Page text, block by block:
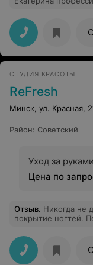
опытные мастера,
Обязательно буду
СТУДИЯ КРАСОТЫ
ReFresh
Минск, ул. Красная,
Район: Советский
Уход за руками
Цена по
Отзыв. Никогда не
покрытие ногтей.
студию красоты и
Мне сказали что
440 тыс. со скидкой. Когда пришла, толкового совета